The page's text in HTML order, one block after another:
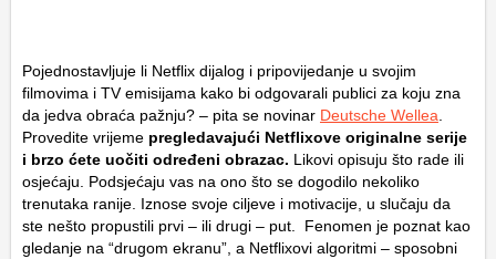
Pojednostavljuje li Netflix dijalog i pripovijedanje u svojim
filmovima i TV emisijama kako bi odgovarali publici za koju zna
da jedva obraća pažnju? – pita se novinar Deutsche Wellea
Provedite vrijeme pregledavajući Netflixove originalne serije
i brzo ćete uočiti određeni obrazac. Likovi opisuju što rade ili
osjećaju. Podsjećaju vas na ono što se dogodilo nekoliko
trenutaka ranije. Iznose svoje ciljeve i motivacije, u slučaju da
ste nešto propustili prvi – ili drugi – put. Fenomen je poznat kao
gledanje na “drugom ekranu”, a Netflixovi algoritmi – sposobni